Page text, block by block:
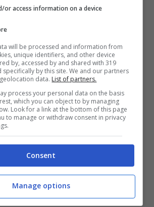
tre conclusioniverso lo
avversario (di cui due di
nel breve e spesso piuttosto
all’ ex Real Madride
un suo tiro in porta è da
Capitolo ammoniti:
chiuso la scorsa stagione con
a carico. Il dato è ancor
visto che icontrasti
solo 29: ilfac totumdel
or access information on a device
will be processed and information from
unique identifiers, and other device
by, accessed by and shared with 319
specifically by this site. We and our partners
data. List of partners.
process your personal data on the basis
which you can object to by managing
Look for a link at the bottom of this page
to manage or withdraw consent in privacy
Consent
Manage options